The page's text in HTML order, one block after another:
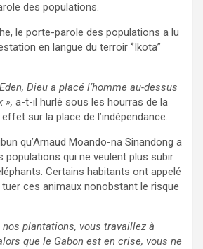
des populations.
le porte-parole des populations a lu
en langue du terroir ‘’Ikota’’
Dieu a placé l’homme au-dessus
», a-t-il hurlé sous les hourras de la
sur la place de l’indépendance.
qu’Arnaud Moando-na Sinandong a
populations qui ne veulent plus subir
Certains habitants ont appelé
ces animaux nonobstant le risque
plantations, vous travaillez à
que le Gabon est en crise, vous ne